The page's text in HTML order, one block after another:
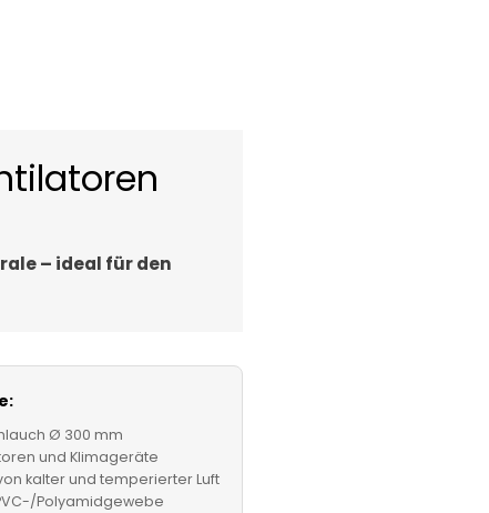
– ideal für den
Ø 300 mm
und Klimageräte
kalter und temperierter Luft
Polyamidgewebe